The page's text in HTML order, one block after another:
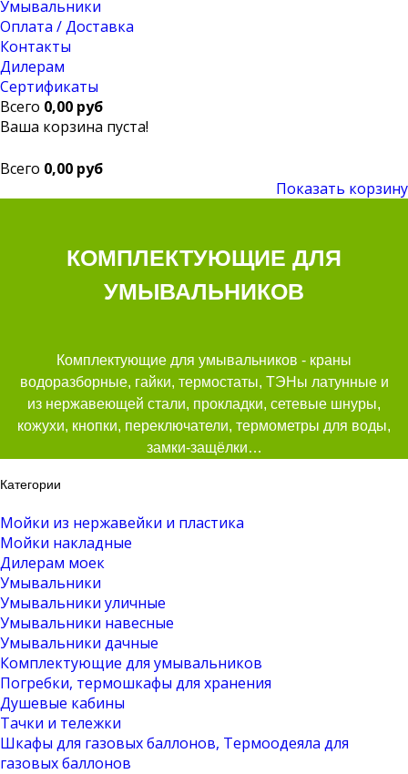
Умывальники
Оплата / Доставка
Контакты
Дилерам
Сертификаты
Всего 0,00 руб
Ваша корзина пуста!
Всего 0,00 руб
Показать корзину
КОМПЛЕКТУЮЩИЕ ДЛЯ
УМЫВАЛЬНИКОВ
Комплектующие для умывальников - краны
водоразборные, гайки, термостаты, ТЭНы латунные и
из нержавеющей стали, прокладки, сетевые шнуры,
кожухи, кнопки, переключатели, термометры для воды,
замки-защёлки…
Категории
Мойки из нержавейки и пластика
Мойки накладные
Дилерам моек
Умывальники
Умывальники уличные
Умывальники навесные
Умывальники дачные
Комплектующие для умывальников
Погребки, термошкафы для хранения
Душевые кабины
Тачки и тележки
Шкафы для газовых баллонов, Термоодеяла для
газовых баллонов